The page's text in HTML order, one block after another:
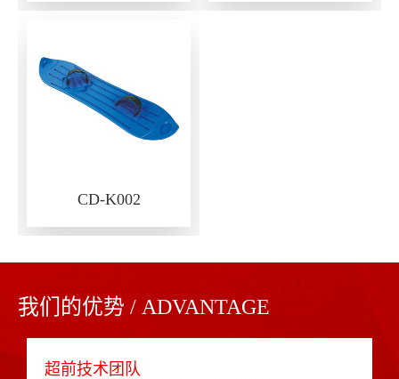
CD-K002
我们的优势 / ADVANTAGE
超前技术团队